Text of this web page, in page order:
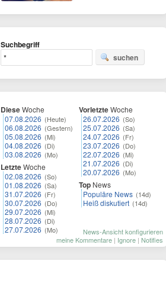
Suchbegriff
suchen
DieseWoche
07.08.2026 (Heute)
06.08.2026 (Gestern)
05.08.2026 (Mi)
04.08.2026 (Di)
03.08.2026 (Mo)
LetzteWoche
02.08.2026 (So)
01.08.2026 (Sa)
31.07.2026 (Fr)
30.07.2026 (Do)
29.07.2026 (Mi)
28.07.2026 (Di)
27.07.2026 (Mo)
VorletzteWoche
26.07.2026 (So)
25.07.2026 (Sa)
24.07.2026 (Fr)
23.07.2026 (Do)
22.07.2026 (Mi)
21.07.2026 (Di)
20.07.2026 (Mo)
Top News
Populäre News (14d)
Heiß diskutiert (14d)
News-Ansicht konfigurieren
meine Kommentare | Ignore | Notifies